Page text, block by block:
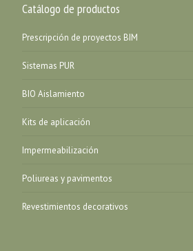
Catálogo de productos
Prescripción de proyectos BIM
Sistemas PUR
BIO Aislamiento
Kits de aplicación
Impermeabilización
Poliureas y pavimentos
Revestimientos decorativos